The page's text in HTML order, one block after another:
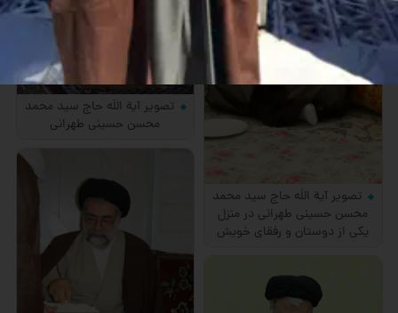
تصویر آیة اللَه حاج سید محمد
محسن حسینی طهرانی
تصویر آیة اللَه حاج سید محمد
محسن حسینی طهرانی در منزل
یکی از دوستان و رفقای خویش